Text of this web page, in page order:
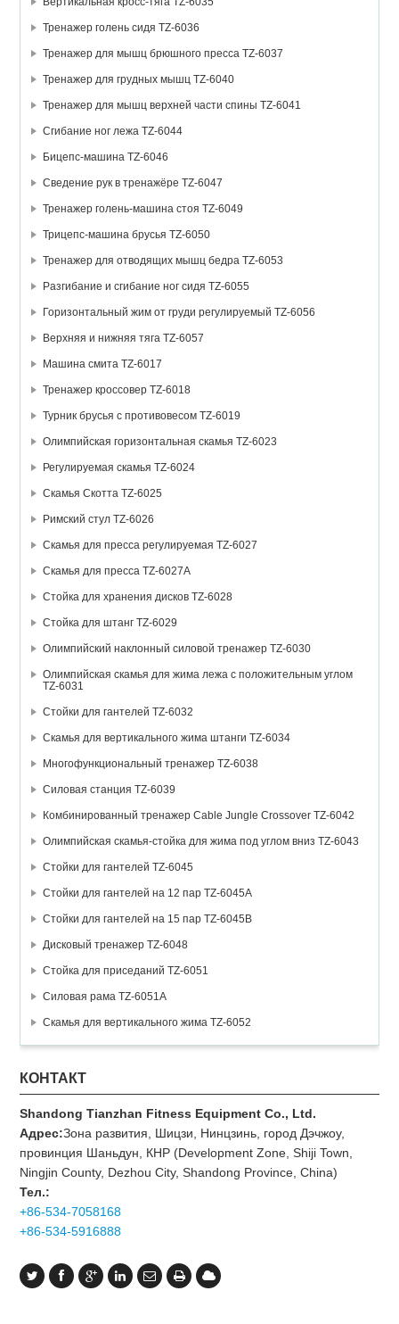
Тренажер голень сидя TZ-6036
Тренажер для мышц брюшного пресса TZ-6037
Тренажер для грудных мышц TZ-6040
Тренажер для мышц верхней части спины TZ-6041
Сгибание ног лежа TZ-6044
Бицепс-машина TZ-6046
Сведение рук в тренажёре TZ-6047
Тренажер голень-машина стоя TZ-6049
Трицепс-машина брусья TZ-6050
Тренажер для отводящих мышц бедра TZ-6053
Разгибание и сгибание ног сидя TZ-6055
Горизонтальный жим от груди регулируемый TZ-6056
Верхняя и нижняя тяга TZ-6057
Машина смита TZ-6017
Тренажер кроссовер TZ-6018
Турник брусья с противовесом TZ-6019
Олимпийская горизонтальная скамья TZ-6023
Регулируемая скамья TZ-6024
Скамья Скотта TZ-6025
Римский стул TZ-6026
Скамья для пресса регулируемая TZ-6027
Скамья для пресса TZ-6027А
Стойка для хранения дисков TZ-6028
Стойка для штанг TZ-6029
Олимпийский наклонный силовой тренажер TZ-6030
Олимпийская скамья для жима лежа с положительным углом
TZ-6031
Стойки для гантелей TZ-6032
Скамья для вертикального жима штанги TZ-6034
Многофункциональный тренажер TZ-6038
Силовая станция TZ-6039
Комбинированный тренажер Cable Jungle Crossover TZ-6042
Олимпийская скамья-стойка для жима под углом вниз TZ-6043
Стойки для гантелей TZ-6045
Стойки для гантелей на 12 пар TZ-6045А
Стойки для гантелей на 15 пар TZ-6045В
Дисковый тренажер TZ-6048
Стойка для приседаний TZ-6051
Силовая рама TZ-6051A
Скамья для вертикального жима TZ-6052
КОНТАКТ
Shandong Tianzhan Fitness Equipment Co., Ltd.
Адрес:Зона развития, Шицзи, Нинцзинь, город Дэчжоу,
провинция Шаньдун, КНР (Development Zone, Shiji Town,
Ningjin County, Dezhou City, Shandong Province, China)
Тел.:
+86-534-7058168
+86-534-5916888